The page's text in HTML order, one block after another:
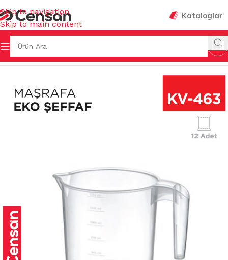
Skip to navigation
Skip to main content
Kataloglar
& GERİ DÖNÜŞÜMLER SU KOVALARI-MAŞRAFALAR